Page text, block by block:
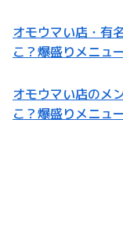
オモウマい店・有
こ？爆盛りメニュ
オモウマい店のメ
こ？爆盛りメニュ